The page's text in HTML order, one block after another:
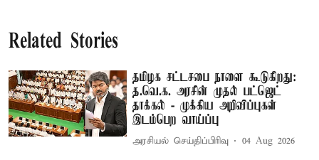
Related Stories
தமிழக சட்டசபை நாளை கூடுகிறது:
த.வெ.க. அரசின் முதல் பட்ஜெட்
தாக்கல் - முக்கிய அறிவிப்புகள்
இடம்பெற வாய்ப்பு
அரசியல் செய்திப்பிரிவு 04 Aug 2026